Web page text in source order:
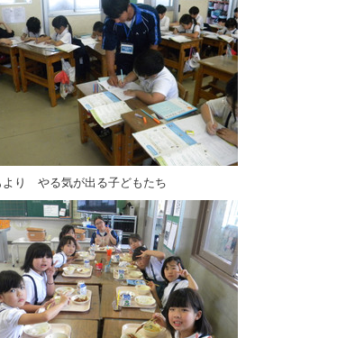
より やる気が出る子どもたち